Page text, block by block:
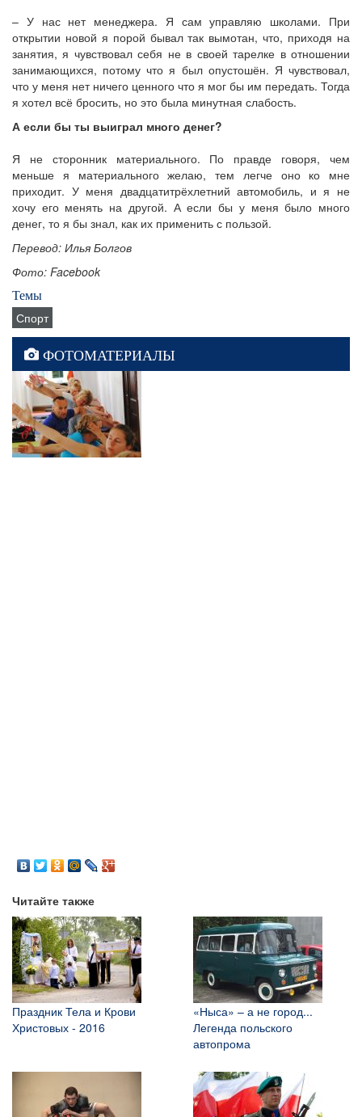
– У нас нет менеджера. Я сам управляю школами. При
открытии новой я порой бывал так вымотан, что, приходя на
занятия, я чувствовал себя не в своей тарелке в отношении
занимающихся, потому что я был опустошён. Я чувствовал,
что у меня нет ничего ценного что я мог бы им передать. Тогда
я хотел всё бросить, но это была минутная слабость.
А если бы ты выиграл много денег?
Я не сторонник материального. По правде говоря, чем
меньше я материального желаю, тем легче оно ко мне
приходит. У меня двадцатитрёхлетний автомобиль, и я не
хочу его менять на другой. А если бы у меня было много
денег, то я бы знал, как их применить с пользой.
Перевод: Илья Болгов
Фото: Facebook
Темы
Спорт
ФОТОМАТЕРИАЛЫ
Читайте также
Праздник Тела и Крови
Христовых - 2016
«Ныса» – а не город...
Легенда польского
автопрома